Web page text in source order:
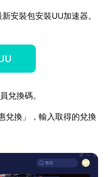
安裝包安裝UU加速器。
兌換碼。
兌換」，輸入取得的兌換